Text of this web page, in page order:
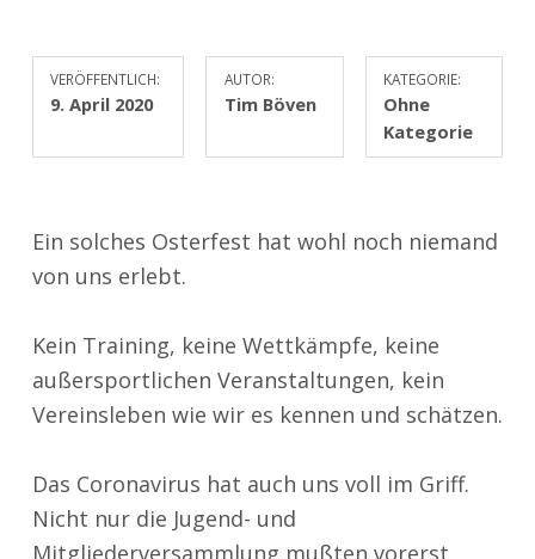
VERÖFFENTLICH:
9. April 2020
AUTOR:
Tim Böven
KATEGORIE:
Ohne
Kategorie
Ein solches Osterfest hat wohl noch niemand
von uns erlebt.
Kein Training, keine Wettkämpfe, keine
außersportlichen Veranstaltungen, kein
Vereinsleben wie wir es kennen und schätzen.
Das Coronavirus hat auch uns voll im Griff.
Nicht nur die Jugend- und